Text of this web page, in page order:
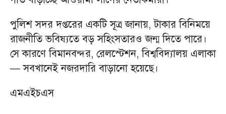
পুলিশ সদর দপ্তরের একটি সূত্র জানায়, টাকার বিনিময়ে
রাজনীতি ভবিষ্যতে বড় সহিংসতারও জন্ম দিতে পারে।
সে কারণে বিমানবন্দর, রেলস্টেশন, বিশ্ববিদ্যালয় এলাকা
— সবখানেই নজরদারি বাড়ানো হয়েছে।
এমএইচএস